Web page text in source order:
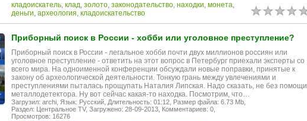
кладоискатель, клад, золото, законодательство, находки, монета,
деньги, археология, кладоискательство
Приборный поиск в России - хобби или уголовное преступление?
Приборный поиск в России - легальное хобби почти двух миллионов россиян или
уголовное преступление - ответить на этот вопрос в Петербург приехали эксперты со
всего мира. На одноименной конференции обсуждали новые поправки, принятые к
закону об археологической деятельности. Тонкую грань между увлечениями и
преступлениями пыталась прощупать Наталия Липская. Надо сказать, не без помощи
металлодетектора. Ну вот сейчас какая-то находка. Посмотрим, что…
Загрузил: archi, Язык: Русский, Длительность: 01:12, Размер файла: 6.73 Mb,
Раздел: Центральное TV, Загружено: 28-09-2013, Комментариев: 0,
Просмотров: 16276